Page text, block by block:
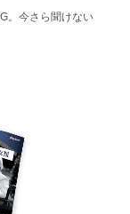
。今さら聞けない